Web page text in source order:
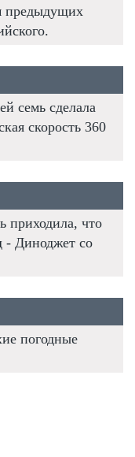
предыдущих
семь сделала
скорость 360
приходила, что
- Диноджет со
погодные